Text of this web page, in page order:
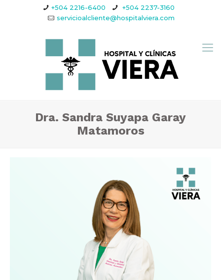
+504 2216-6400
+504 2237-3160
servicioalcliente@hospitalviera.com
Dra. Sandra Suyapa Garay
Matamoros